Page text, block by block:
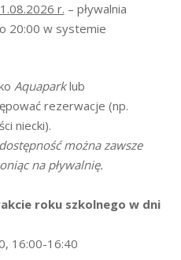
r. – pływalnia
20:00 w systemie
Aquaparklub
rezerwacje (np.
niecki).
można zawsze
na pływalnię.
roku szkolnego w dni
16:00-16:40